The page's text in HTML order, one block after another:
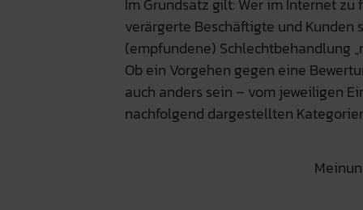
Im Grundsatz gilt: Wer im Internet
verärgerte Beschäftigte und
(empfundene) Schlechtbehandlung
Ob ein Vorgehen gegen eine
auch anders sein – vom jeweiligen
nachfolgend dargestellten